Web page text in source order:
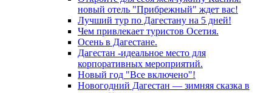
новый отель "Прибрежный" ждет вас!
Лучший тур по Дагестану на 5 дней!
Чем привлекает туристов Осетия.
Осень в Дагестане.
Дагестан -идеальное место для
корпоративных мероприятий.
Новый год "Все включено"!
Новогодний Дагестан — зимняя сказка в